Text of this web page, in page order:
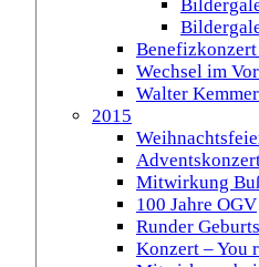
Wechsel im
Walter
2015
Mitwirkung
100 Jahre OGV
Runder
Konzert – You